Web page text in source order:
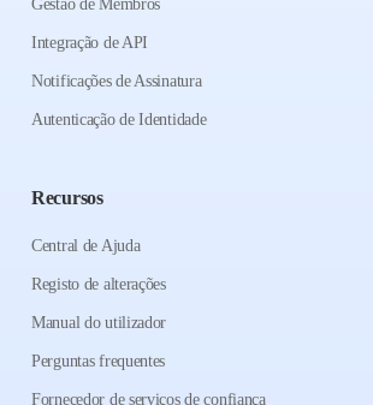
Gestão de Membros
Integração de API
Notificações de Assinatura
Autenticação de Identidade
Recursos
Central de Ajuda
Registo de alterações
Manual do utilizador
Perguntas frequentes
Fornecedor de serviços de confiança